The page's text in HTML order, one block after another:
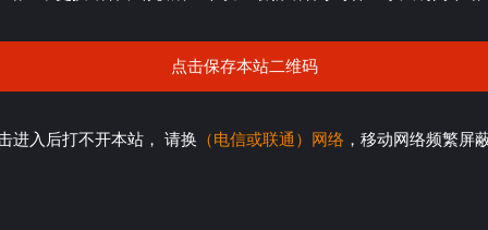
点击保存本站二维码
进入后打不开本站， 请换 （电信或联通）网络 ，移动网络频繁屏